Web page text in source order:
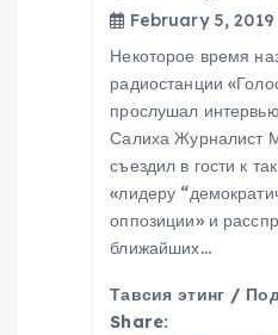
February 5, 2019
Некоторое время
радиостанции
прослушал
Салиха Журналист
съездил в гости к
«лидеру
оппозиции» и
ближайших…
Тавсия этинг /
Share: